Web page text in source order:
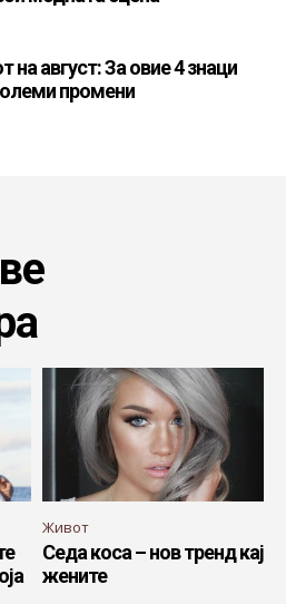
на август: За овие 4 знаци
промени
Живот
Седа коса – нов тренд кај
жените